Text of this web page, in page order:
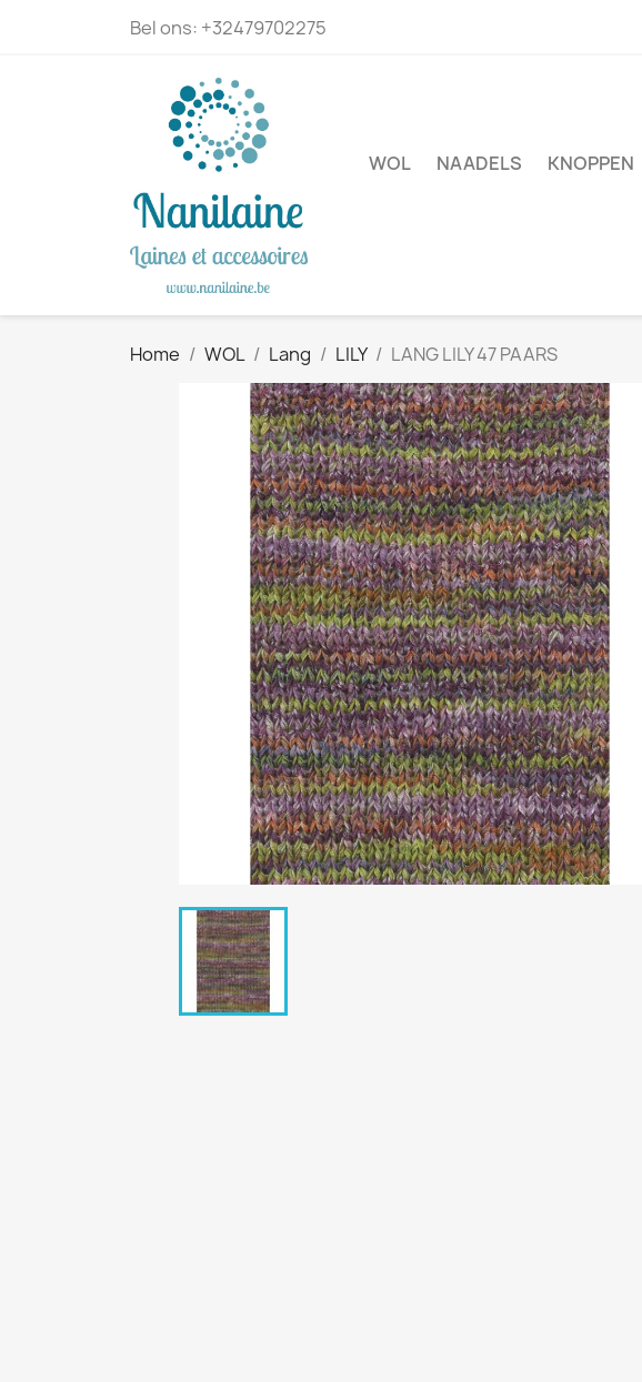
Bel ons: +32479702275
WOL NAADELS KNOPPEN
Home WOL Lang LILY LANG LILY 47 PAARS